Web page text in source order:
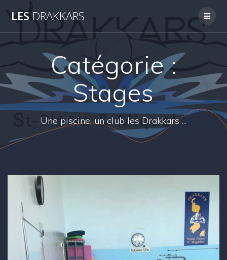
LES DRAKKARS
Catégorie :
Stages
Une piscine, un club les Drakkars ...